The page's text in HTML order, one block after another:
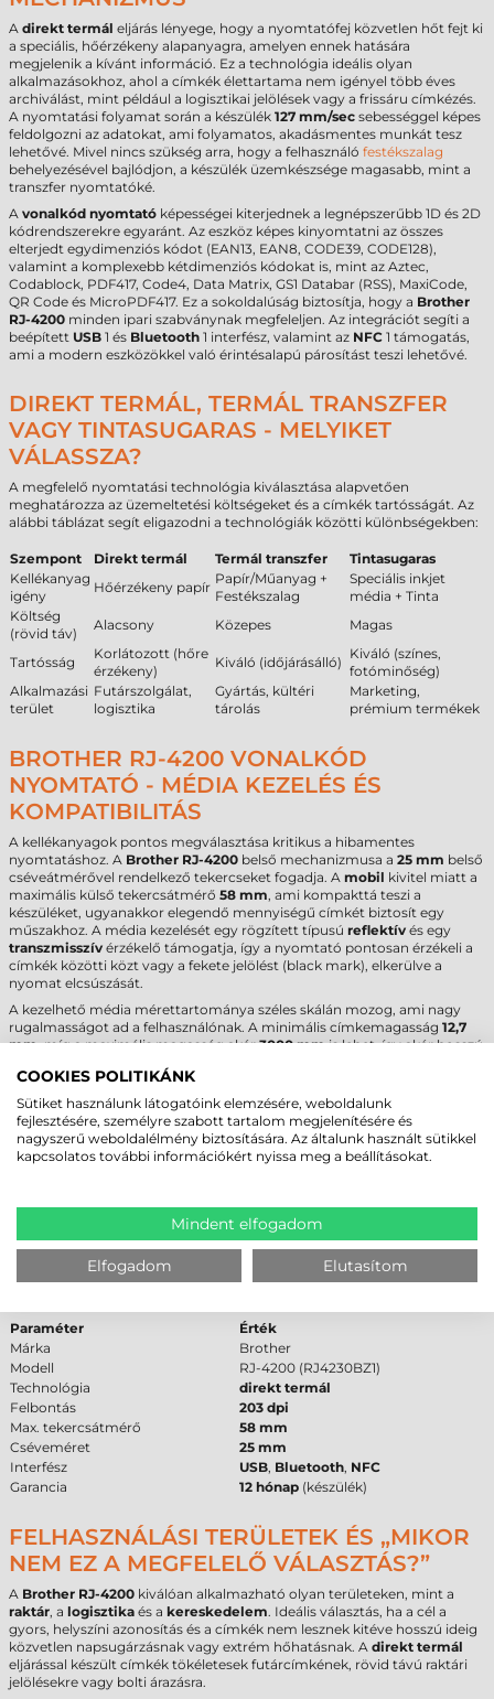
A direkt termál eljárás lényege, hogy a nyomtatófej közvetlen hőt fejt ki
a speciális, hőérzékeny alapanyagra, amelyen ennek hatására
megjelenik a kívánt információ. Ez a technológia ideális olyan
alkalmazásokhoz, ahol a címkék élettartama nem igényel több éves
archiválást, mint például a logisztikai jelölések vagy a frissáru címkézés.
A nyomtatási folyamat során a készülék 127 mm/sec sebességgel képes
feldolgozni az adatokat, ami folyamatos, akadásmentes munkát tesz
lehetővé. Mivel nincs szükség arra, hogy a felhasználó festékszalag
behelyezésével bajlódjon, a készülék üzemkészsége magasabb, mint a
transzfer nyomtatóké.
A vonalkód nyomtató képességei kiterjednek a legnépszerűbb 1D és 2D
kódrendszerekre egyaránt. Az eszköz képes kinyomtatni az összes
elterjedt egydimenziós kódot (EAN13, EAN8, CODE39, CODE128),
valamint a komplexebb kétdimenziós kódokat is, mint az Aztec,
Codablock, PDF417, Code4, Data Matrix, GS1 Databar (RSS), MaxiCode,
QR Code és MicroPDF417. Ez a sokoldalúság biztosítja, hogy a Brother
RJ-4200 minden ipari szabványnak megfeleljen. Az integrációt segíti a
beépített USB 1 és Bluetooth 1 interfész, valamint az NFC 1 támogatás,
ami a modern eszközökkel való érintésalapú párosítást teszi lehetővé.
DIREKT TERMÁL, TERMÁL TRANSZFER
VAGY TINTASUGARAS - MELYIKET
VÁLASSZA?
A megfelelő nyomtatási technológia kiválasztása alapvetően
meghatározza az üzemeltetési költségeket és a címkék tartósságát. Az
alábbi táblázat segít eligazodni a technológiák közötti különbségekben:
Szempont Direkt termál Termál transzfer
Tintasugaras
Kellékanyag
igény
Hőérzékeny papír
Papír/Műanyag +
Festékszalag
Speciális inkjet
média + Tinta
Költség
(rövid táv)
Alacsony Közepes Magas
Tartósság
Korlátozott (hőre
érzékeny)
Kiváló (időjárásálló)
Kiváló (színes,
fotóminőség)
Alkalmazási
terület
Futárszolgálat,
logisztika
Gyártás, kültéri
tárolás
Marketing,
prémium termékek
BROTHER RJ-4200 VONALKÓD
NYOMTATÓ - MÉDIA KEZELÉS ÉS
KOMPATIBILITÁS
A kellékanyagok pontos megválasztása kritikus a hibamentes
nyomtatáshoz. A Brother RJ-4200 belső mechanizmusa a 25 mm belső
cséveátmérővel rendelkező tekercseket fogadja. A mobil kivitel miatt a
maximális külső tekercsátmérő 58 mm, ami kompakttá teszi a
készüléket, ugyanakkor elegendő mennyiségű címkét biztosít egy
műszakhoz. A média kezelését egy rögzített típusú reflektív és egy
transzmisszív érzékelő támogatja, így a nyomtató pontosan érzékeli a
címkék közötti közt vagy a fekete jelölést (black mark), elkerülve a
nyomat elcsúszását.
A kezelhető média mérettartománya széles skálán mozog, ami nagy
rugalmasságot ad a felhasználónak. A minimális címkemagasság 12,7
mm, míg a maximális magasság akár3000 mmis lehet, így akár hosszú
nyomtatási szélesség104 mm
szállítási etikettek fogadására. Fontos megjegyezni, hogy az eszköz
kizárólag direkt termál papír alapanyaggal kompatibilis, a média
maximális szélessége pedig nem haladhatja meg a 113 mm-t.
Amennyiben Önnek megfelelő alapanyagra van szüksége, javasoljuk,
hogy tekintse meg
kínálatunkat.
BROTHER RJ-4200 CÍMKENYOMTATÓ -
MŰSZAKI PARAMÉTEREK
A döntés támogatása érdekében az alábbi táblázatban foglaltuk össze a
Paraméter
Érték
Márka
Brother
Modell
RJ-4200 (RJ4230BZ1)
Technológia
direkt termál
Felbontás
203 dpi
Max. tekercsátmérő
58 mm
Cséveméret
25 mm
Interfész
USB, Bluetooth, NFC
Garancia
12 hónap (készülék)
FELHASZNÁLÁSI TERÜLETEK ÉS „MIKOR
NEM EZ A MEGFELELŐ VÁLASZTÁS?”
A Brother RJ-4200 kiválóan alkalmazható olyan területeken, mint a
raktár, a logisztika és a kereskedelem. Ideális választás, ha a cél a
gyors, helyszíni azonosítás és a címkék nem lesznek kitéve hosszú ideig
közvetlen napsugárzásnak vagy extrém hőhatásnak. A direkt termál
eljárással készült címkék tökéletesek futárcímkének, rövid távú raktári
jelölésekre vagy bolti árazásra.
COOKIES POLITIKÁNK
Sütiket használunk látogatóink elemzésére, weboldalunk
fejlesztésére, személyre szabott tartalom megjelenítésére és
nagyszerű weboldalélmény biztosítására. Az általunk használt sütikkel
kapcsolatos további információkért nyissa meg a beállításokat.
Mindent elfogadom
Elfogadom Elutasítom